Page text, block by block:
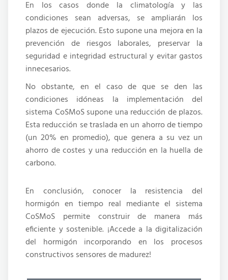
En los casos donde la climatología y las
condiciones sean adversas, se ampliarán los
plazos de ejecución. Esto supone una mejora en la
prevención de riesgos laborales, preservar la
seguridad e integridad estructural y evitar gastos
innecesarios.
No obstante, en el caso de que se den las
condiciones idóneas la implementación del
sistema CoSMoS supone una reducción de plazos.
Esta reducción se traslada en un ahorro de tiempo
(un 20% en promedio), que genera a su vez un
ahorro de costes y una reducción en la huella de
carbono.
En conclusión, conocer la resistencia del
hormigón en tiempo real mediante el sistema
CoSMoS permite construir de manera más
eficiente y sostenible. ¡Accede a la digitalización
del hormigón incorporando en los procesos
constructivos sensores de madurez!